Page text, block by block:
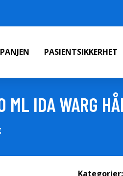
PASIENTSIKKERHET
IDA WARG
Kategorier: